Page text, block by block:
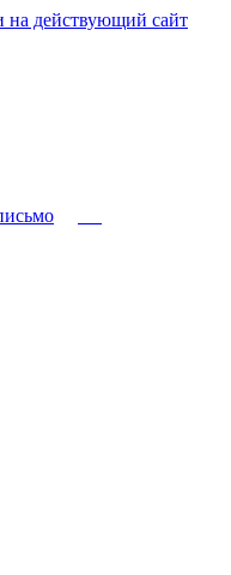
на действующий сайт